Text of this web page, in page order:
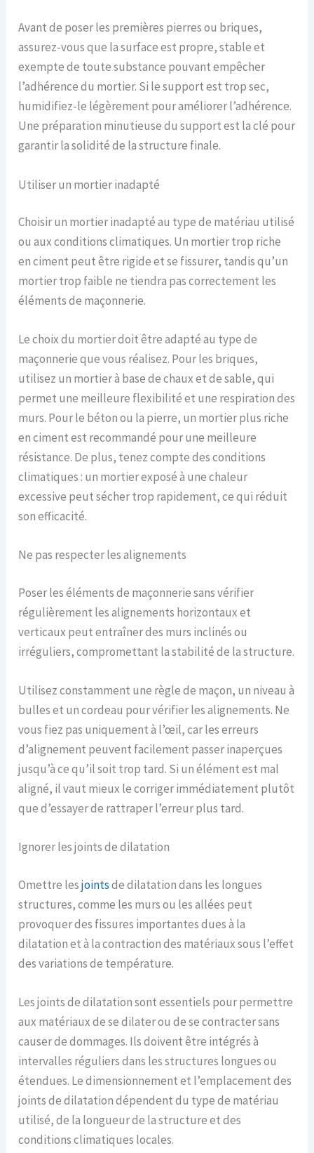
Avant de poser les premières pierres ou briques,
assurez-vous que la surface est propre, stable et
exempte de toute substance pouvant empêcher
l’adhérence du mortier. Si le support est trop sec,
humidifiez-le légèrement pour améliorer l’adhérence.
Une préparation minutieuse du support est la clé pour
garantir la solidité de la structure finale.
Utiliser un mortier inadapté
Choisir un mortier inadapté au type de matériau utilisé
ou aux conditions climatiques. Un mortier trop riche
en ciment peut être rigide et se fissurer, tandis qu’un
mortier trop faible ne tiendra pas correctement les
éléments de maçonnerie.
Le choix du mortier doit être adapté au type de
maçonnerie que vous réalisez. Pour les briques,
utilisez un mortier à base de chaux et de sable, qui
permet une meilleure flexibilité et une respiration des
murs. Pour le béton ou la pierre, un mortier plus riche
en ciment est recommandé pour une meilleure
résistance. De plus, tenez compte des conditions
climatiques : un mortier exposé à une chaleur
excessive peut sécher trop rapidement, ce qui réduit
son efficacité.
Ne pas respecter les alignements
Poser les éléments de maçonnerie sans vérifier
régulièrement les alignements horizontaux et
verticaux peut entraîner des murs inclinés ou
irréguliers, compromettant la stabilité de la structure.
Utilisez constamment une règle de maçon, un niveau à
bulles et un cordeau pour vérifier les alignements. Ne
vous fiez pas uniquement à l’œil, car les erreurs
d’alignement peuvent facilement passer inaperçues
jusqu’à ce qu’il soit trop tard. Si un élément est mal
aligné, il vaut mieux le corriger immédiatement plutôt
que d’essayer de rattraper l’erreur plus tard.
Ignorer les joints de dilatation
Omettre lesjointsde dilatation dans les longues
structures, comme les murs ou les allées peut
provoquer des fissures importantes dues à la
dilatation et à la contraction des matériaux sous l’effet
des variations de température.
Les joints de dilatation sont essentiels pour permettre
aux matériaux de se dilater ou de se contracter sans
causer de dommages. Ils doivent être intégrés à
intervalles réguliers dans les structures longues ou
étendues. Le dimensionnement et l’emplacement des
joints de dilatation dépendent du type de matériau
utilisé, de la longueur de la structure et des
conditions climatiques locales.